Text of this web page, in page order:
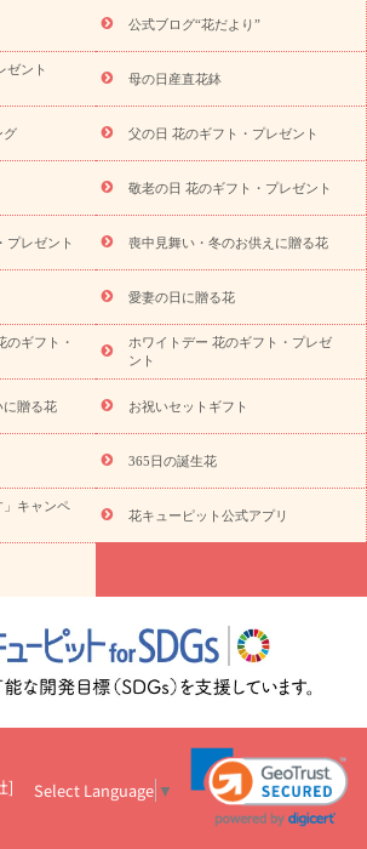
集 当日配達特急便 お祝い商品一覧
祝い 退院祝い・快気祝い
ペットのお祝いフラワー
お供え・お悔やみの花
四十九日法要以
ワー
ペットのお供えフラワー
お盆（新
お祝い返し お見舞い
お取り寄せギフト
用 観葉植物 ミディ胡蝶蘭
プリザーブ
から探す アレンジメント 花束
スタ
供え・お悔やみ 胡蝶蘭 胡蝶蘭・花鉢
ミディ胡蝶蘭・お供え
世界初の青色胡蝶蘭
産直多肉植物
プリザーブドフラワー
やみ 花とセットギフト
セミオーダー
-ハナモア-）
花とみどりのeギフト
カラー ピンク イエローオレンジ
レッ
トルコキキョウ
3000円～ お祝い・4000円～
お祝い・
7000円～ お祝い・ 10000円～
お供え・お
み・
祝いのマナー
お祝いを贈るときのマナー・
トのお祝いコラム一覧
誕生日のお花を「色
結婚祝いの予算相場
出産祝いお役立ち情
お見舞いのマナーとル
いコラム お祝い花のマナー総まとめ
職
祝い花の正解は？
開店祝いの花 選び方ガイ
公式ブログ“花だより”
ゼント
母の日産直花鉢
グ 父の日 花のギフト・プレゼント
敬老の日 花のギフト・プレゼント
プレゼント 喪中見舞い・冬のお供えに贈る花
愛妻の日に贈る花
のギフト・
ホワイトデー 花のギフト・プレゼ
ント
に贈る花 お祝いセットギフト
365日の誕生花
」キャンペ
花キューピット公式アプリ
] Select Language ▼